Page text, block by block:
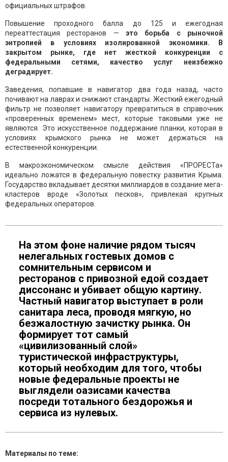
официальных штрафов.
Повышение проходного балла до 125 и ежегодная
переаттестация ресторанов — это борьба с рыночной
энтропией в условиях изолированной экономики. В
закрытом рынке, где нет жесткой конкуренции с
федеральными сетями, качество услуг неизбежно
деградирует.
Заведения, попавшие в навигатор два года назад, часто
почивают на лаврах и снижают стандарты. Жесткий ежегодный
фильтр не позволяет навигатору превратиться в справочник
«проверенных временем» мест, которые таковыми уже не
являются. Это искусственное поддержание планки, которая в
условиях крымского рынка не может держаться на
естественной конкуренции.
В макроэкономическом смысле действия «ПРОРЕСТа»
идеально ложатся в федеральную повестку развития Крыма.
Государство вкладывает десятки миллиардов в создание мега-
кластеров вроде «Золотых песков», привлекая крупных
федеральных операторов.
На этом фоне наличие рядом тысяч
нелегальных гостевых домов с
сомнительным сервисом и
ресторанов с привозной едой создает
диссонанс и убивает общую картину.
Частный навигатор выступает в роли
санитара леса, проводя мягкую, но
безжалостную зачистку рынка. Он
формирует тот самый
«цивилизованный слой»
туристической инфраструктуры,
который необходим для того, чтобы
новые федеральные проекты не
выглядели оазисами качества
посреди тотального бездорожья и
сервиса из нулевых.
Материалы по теме: